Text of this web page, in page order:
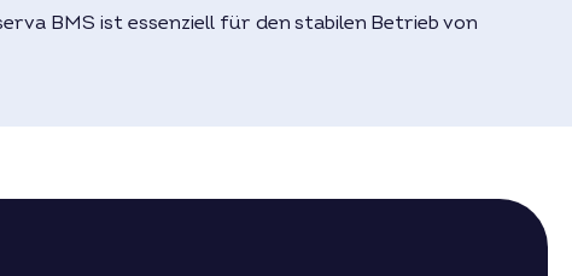
BMS ist essenziell für den stabilen Betrieb von